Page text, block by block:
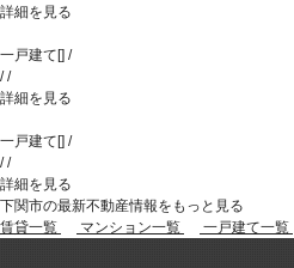
詳細を見る
一戸建て[] /
//
詳細を見る
一戸建て[] /
//
詳細を見る
下関市の最新不動産情報をもっと見る
賃貸一覧
マンション一覧 一戸建て一覧